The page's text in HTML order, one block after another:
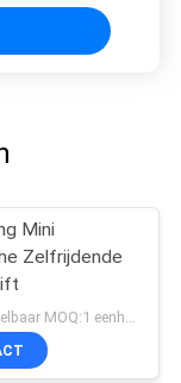
Mini
Zelfrijdende